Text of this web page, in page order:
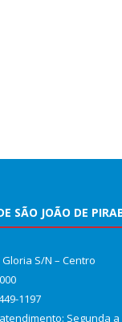
SÃO JOÃO DE
Gloria S/N – Centro
1197
Segunda